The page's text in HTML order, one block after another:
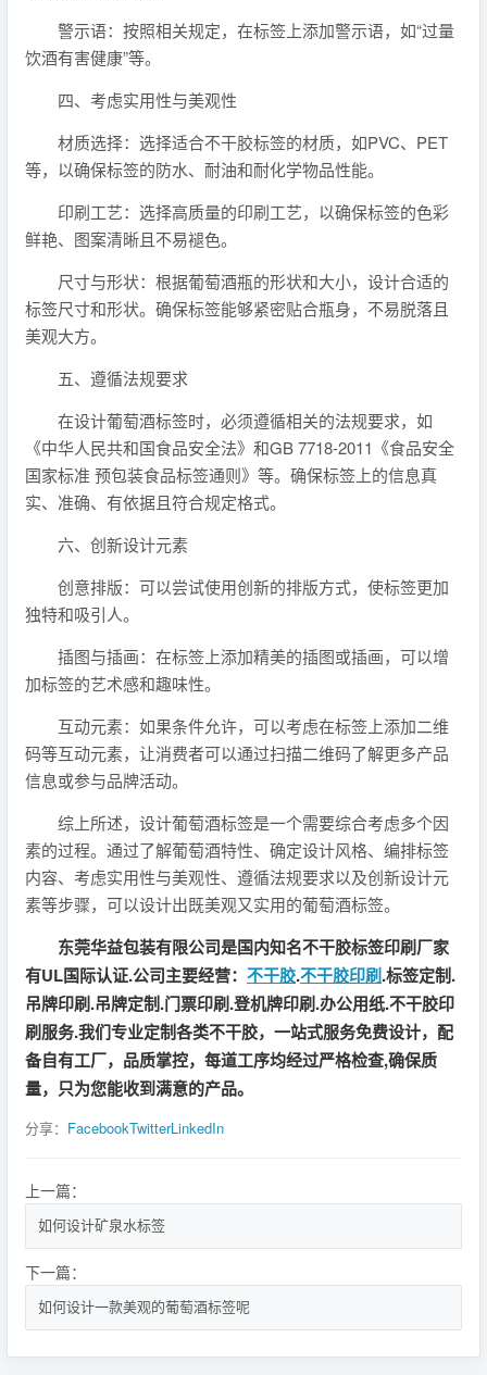
警示语：按照相关规定，在标签上添加警示语，如“过量
饮酒有害健康”等。
四、考虑实用性与美观性
材质选择：选择适合不干胶标签的材质，如PVC、PET
等，以确保标签的防水、耐油和耐化学物品性能。
印刷工艺：选择高质量的印刷工艺，以确保标签的色彩
鲜艳、图案清晰且不易褪色。
尺寸与形状：根据葡萄酒瓶的形状和大小，设计合适的
标签尺寸和形状。确保标签能够紧密贴合瓶身，不易脱落且
美观大方。
五、遵循法规要求
在设计葡萄酒标签时，必须遵循相关的法规要求，如
《中华人民共和国食品安全法》和GB 7718-2011《食品安全
国家标准 预包装食品标签通则》等。确保标签上的信息真
实、准确、有依据且符合规定格式。
六、创新设计元素
创意排版：可以尝试使用创新的排版方式，使标签更加
独特和吸引人。
插图与插画：在标签上添加精美的插图或插画，可以增
加标签的艺术感和趣味性。
互动元素：如果条件允许，可以考虑在标签上添加二维
码等互动元素，让消费者可以通过扫描二维码了解更多产品
信息或参与品牌活动。
综上所述，设计葡萄酒标签是一个需要综合考虑多个因
素的过程。通过了解葡萄酒特性、确定设计风格、编排标签
内容、考虑实用性与美观性、遵循法规要求以及创新设计元
素等步骤，可以设计出既美观又实用的葡萄酒标签。
东莞华益包装有限公司是国内知名不干胶标签印刷厂家
有UL国际认证.公司主要经营： 不干胶.不干胶印刷.标签定制.
吊牌印刷.吊牌定制.门票印刷.登机牌印刷.办公用纸.不干胶印
刷服务.我们专业定制各类不干胶，一站式服务免费设计，配
备自有工厂，品质掌控，每道工序均经过严格检查,确保质
量，只为您能收到满意的产品。
分享： FacebookTwitterLinkedIn
上一篇：
如何设计矿泉水标签
下一篇：
如何设计一款美观的葡萄酒标签呢